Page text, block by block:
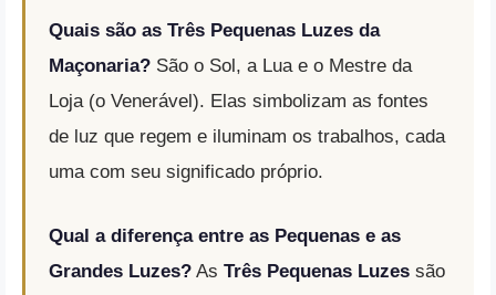
Quais são as Três Pequenas Luzes da
Maçonaria?São o Sol, a Lua e o Mestre da
Loja (o Venerável). Elas simbolizam as fontes
de luz que regem e iluminam os trabalhos, cada
uma com seu significado próprio.
Qual a diferença entre as Pequenas e as
Grandes Luzes?As Três Pequenas Luzessão